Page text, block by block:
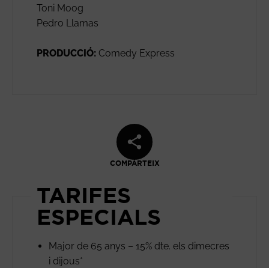
Toni Moog
Pedro Llamas
PRODUCCIÓ: Comedy Express
COMPARTEIX
TARIFES
ESPECIALS
Major de 65 anys – 15% dte. els dimecres
i dijous*